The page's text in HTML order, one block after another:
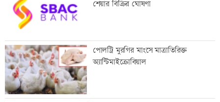
শেয়ার বিক্রির ঘোষণা
পোলট্রি মুরগির মাংসে মাত্রাতিরিক্ত
অ্যান্টিমাইক্রোবিয়াল